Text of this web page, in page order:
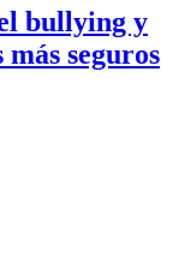
bullying y
seguros